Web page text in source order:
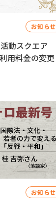
お知らせ
動スクエア
用料金の変更
お知らせ